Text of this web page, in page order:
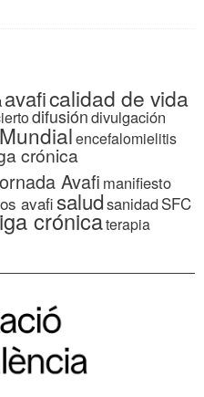
avaficalidad de vida
difusióndivulgación
encefalomielitis
crónica
Avafi manifiesto
avafisaludsanidadSFC
crónicaterapia